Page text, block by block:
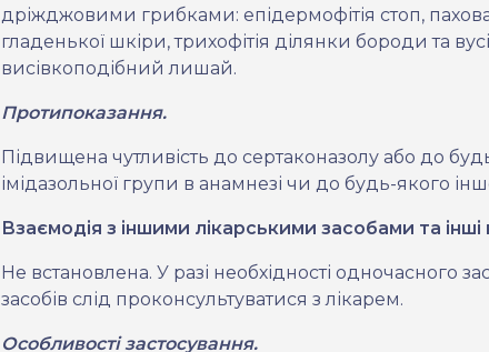
дріжджовими грибками: епідермофітія стоп,
гладенької шкіри, трихофітія ділянки бороди та
висівкоподібний лишай.
Протипоказання.
Підвищена чутливість до сертаконазолу або до
імідазольної групи в анамнезі чи до будь-якого
Взаємодія з іншими лікарськими засобами та
Не встановлена. У разі необхідності одночасного
засобів слід проконсультуватися з лікарем.
Особливості застосування.